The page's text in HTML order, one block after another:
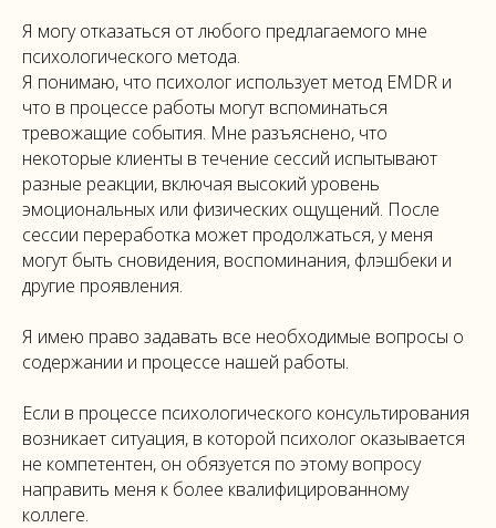
Я могу отказаться от любого предлагаемого мне
психологического метода.
Я понимаю, что психолог использует метод EMDR и
что в процессе работы могут вспоминаться
тревожащие события. Мне разъяснено, что
некоторые клиенты в течение сессий испытывают
разные реакции, включая высокий уровень
эмоциональных или физических ощущений. После
сессии переработка может продолжаться, у меня
могут быть сновидения, воспоминания, флэшбеки и
другие проявления.
Я имею право задавать все необходимые вопросы о
содержании и процессе нашей работы.
Если в процессе психологического консультирования
возникает ситуация, в которой психолог оказывается
не компетентен, он обязуется по этому вопросу
направить меня к более квалифицированному
коллеге.